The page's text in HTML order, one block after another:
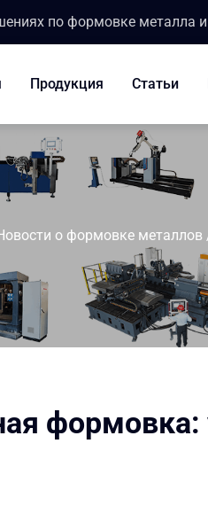
по формовке металла и
Продукция Статьи
о формовке металлов
формовка: